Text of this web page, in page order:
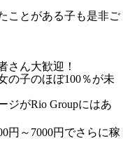
ことがある子も是非ご
さん大歓迎！
の子のほぼ100％が未
ジがRio Groupにはあ
円～7000円でさらに稼